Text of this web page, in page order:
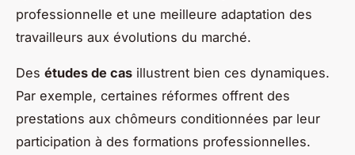
professionnelle et une meilleure adaptation des
travailleurs aux évolutions du marché.
Des études de cas illustrent bien ces dynamiques.
Par exemple, certaines réformes offrent des
prestations aux chômeurs conditionnées par leur
participation à des formations professionnelles.